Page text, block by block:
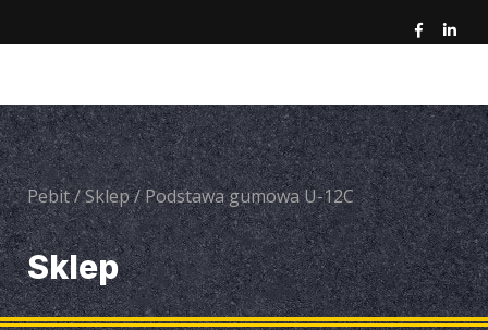
Pebit/Sklep/Podstawa gumowa U-12C
Sklep